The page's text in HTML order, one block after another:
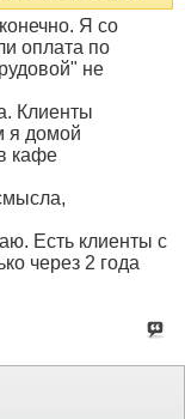
Я со
оплата по
не
Клиенты
я домой
кафе
Есть клиенты с
через 2 года